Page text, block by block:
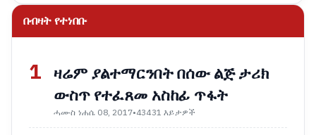
በብዛት የተነበቡ
1 ዛሬም ያልተማርንበት በሰው ልጅ ታሪክ
ውስጥ የተፈጸመ አስከፊ ጥፋት
ሓሙስ ነሐሴ 08, 2017•43431 እይታዎች